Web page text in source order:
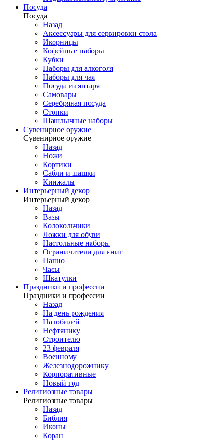
Посуда
Посуда
Назад
Аксессуары для сервировки стола
Икорницы
Кофейные наборы
Кубки
Наборы для алкоголя
Наборы для чая
Посуда из янтаря
Самовары
Серебряная посуда
Стопки
Шашлычные наборы
Сувенирное оружие
Сувенирное оружие
Назад
Ножи
Кортики
Сабли и шашки
Кинжалы
Интерьерный декор
Интерьерный декор
Назад
Вазы
Колокольчики
Ложки для обуви
Настольные наборы
Ограничители для книг
Панно
Часы
Шкатулки
Праздники и профессии
Праздники и профессии
Назад
На день рождения
На юбилей
Нефтянику
Строителю
23 февраля
Военному
Железнодорожнику
Корпоративные
Новый год
Религиозные товары
Религиозные товары
Назад
Библия
Иконы
Коран